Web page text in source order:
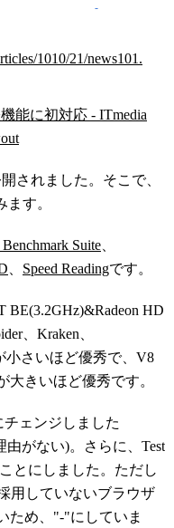
-
能に初対応 - ITmedia
開されました。そこで、
す。
Suite
Speed Readingです。
BE(3.2GHz)&Radeon HD
、Kraken、
小さいほど優秀で、V8
大きいほど優秀です。
チェンジしました
がない)。さらに、Test
とにしました。ただし
用していないブラウザ
ため、"-"にしていま